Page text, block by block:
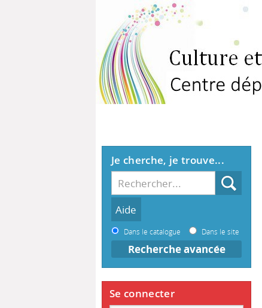
Je cherche, je trouve...
Dans le catalogue Dans le site
Recherche avancée
Se connecter